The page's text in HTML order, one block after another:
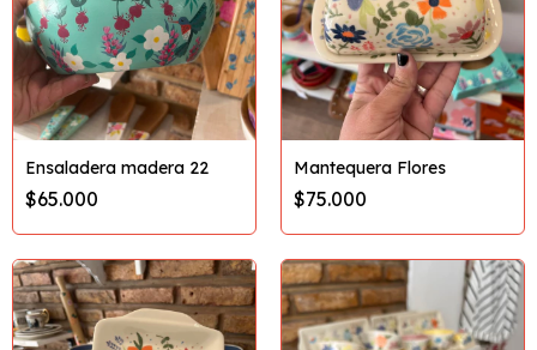
Ensaladera madera 22
$65.000
Mantequera Flores
$75.000